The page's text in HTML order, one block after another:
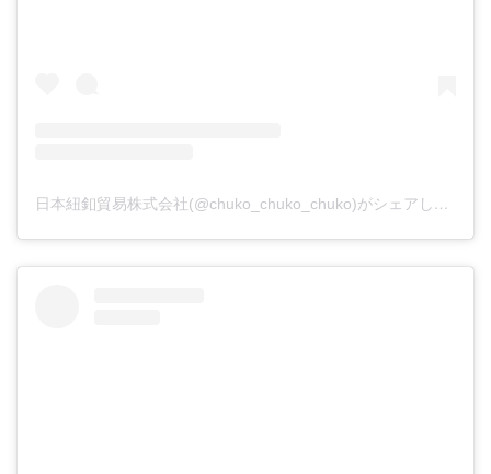
日本紐釦貿易株式会社(@chuko_chuko_chuko)がシェアした投稿